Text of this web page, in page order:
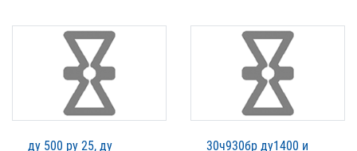
ду 500 ру 25, ду
30ч930бр ду1400 и